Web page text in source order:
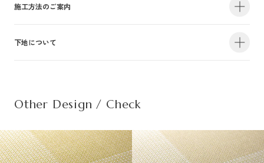
・防カビ性能
推奨糊は、「プリンテリアボンド」もしくは、「ウォールボンド100」です。
| 1.防火性能について |
建物内の内装仕上げに関しては、建築基準法により防火上の基準が定められ
ださい。詳細は下地についてをご参照ください。
| 2.使用環境について |
施工方法のご案内
詳しい施工方法のご案内につきましては、PDFをご覧ください。
下地について
また種別は随時追加・変更がなされております。必ず最新の情報をご確認く
材質 普通紙＋ポリ塩化
Other Design / Check